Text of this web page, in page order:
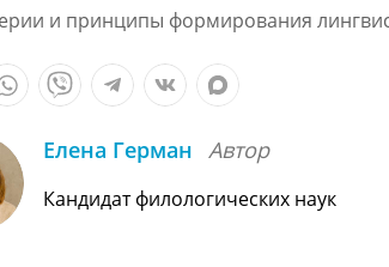
и принципы формирования
Елена Герман Автор
Кандидат филологических наук